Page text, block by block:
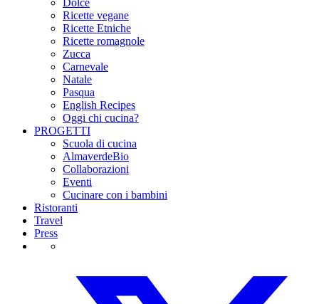
Ricette vegane
Ricette Etniche
Ricette romagnole
Zucca
Carnevale
Natale
Pasqua
English Recipes
Oggi chi cucina?
PROGETTI
Scuola di cucina
AlmaverdeBio
Collaborazioni
Eventi
Cucinare con i bambini
Ristoranti
Travel
Press